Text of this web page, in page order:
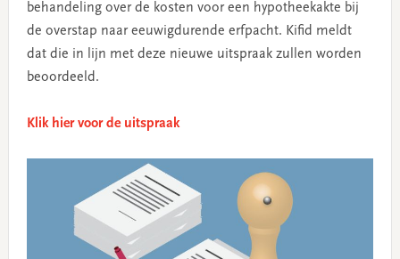
behandeling over de kosten voor een hypotheekakte bij
de overstap naar eeuwigdurende erfpacht. Kifid meldt
dat die in lijn met deze nieuwe uitspraak zullen worden
beoordeeld.
Klik hier voor de uitspraak